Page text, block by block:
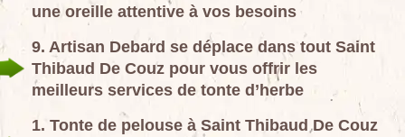
une oreille attentive à vos besoins
9. Artisan Debard se déplace dans tout Saint
Thibaud De Couz pour vous offrir les
meilleurs services de tonte d’herbe
1. Tonte de pelouse à Saint Thibaud De Couz